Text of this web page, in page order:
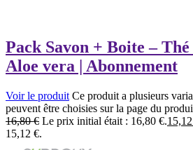
Pack Savon + Boite –
Aloe vera | Abonnement
Voir le produit Ce produit a plusieurs
peuvent être choisies sur la page du
16,80€ Le prix initial était : 16,80 €.15,12
15,12 €.